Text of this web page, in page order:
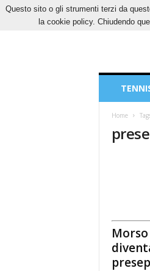
GIOVEDÌ, 6
Sport
Home
Questo sito o gli strumenti terzi da
la cookie policy. Chiudendo